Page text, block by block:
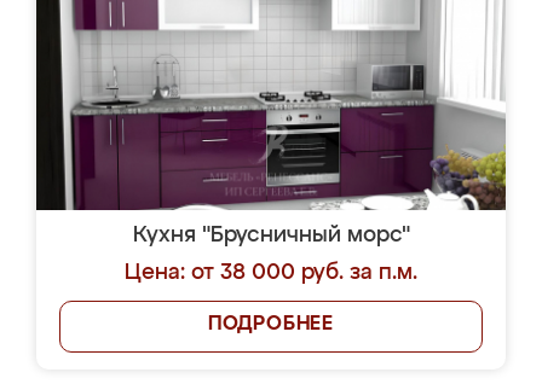
Кухня "Брусничный морс"
Цена: от 38 000 руб. за п.м.
ПОДРОБНЕЕ